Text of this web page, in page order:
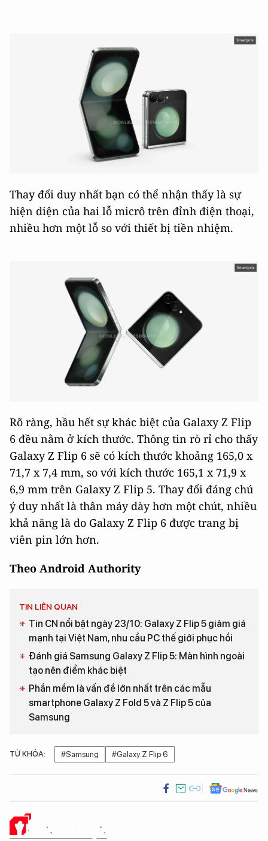
Thay đổi duy nhất bạn có thể nhận thấy là sự
hiện diện của hai lỗ micrô trên đỉnh điện thoại,
nhiều hơn một lỗ so với thiết bị tiền nhiệm.
Rõ ràng, hầu hết sự khác biệt của Galaxy Z Flip
6 đều nằm ở kích thước. Thông tin rò rỉ cho thấy
Galaxy Z Flip 6 sẽ có kích thước khoảng 165,0 x
71,7 x 7,4 mm, so với kích thước 165,1 x 71,9 x
6,9 mm trên Galaxy Z Flip 5. Thay đổi đáng chú
ý duy nhất là thân máy dày hơn một chút, nhiều
khả năng là do Galaxy Z Flip 6 được trang bị
viên pin lớn hơn.
Theo Android Authority
TIN LIÊN QUAN
Tin CN nổi bật ngày 23/10: Galaxy Z Flip 5 giảm giá
mạnh tại Việt Nam, nhu cầu PC thế giới phục hồi
Đánh giá Samsung Galaxy Z Flip 5: Màn hình ngoài
tạo nên điểm khác biệt
Phần mềm là vấn đề lớn nhất trên các mẫu
smartphone Galaxy Z Fold 5 và Z Flip 5 của
Samsung
TỪ KHÓA: #Samsung #Galaxy Z Flip 6
Ý KIẾN CỦA BẠN